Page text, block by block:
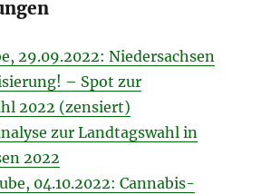
29.09.2022: Niedersachsen
– Spot zur
2022 (zensiert)
zur Landtagswahl in
2022
04.10.2022: Cannabis-